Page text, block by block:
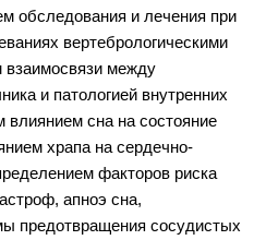
обследования и лечения при
вертебрологическими
взаимосвязи между
и патологией внутренних
влиянием сна на состояние
храпа на сердечно-
факторов риска
апноэ сна,
предотвращения сосудистых